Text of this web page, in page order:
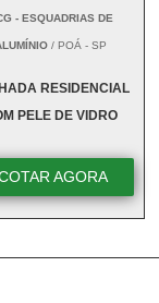
- ESQUADRIAS DE
/ POÁ - SP
RESIDENCIAL
PELE DE VIDRO
AGORA